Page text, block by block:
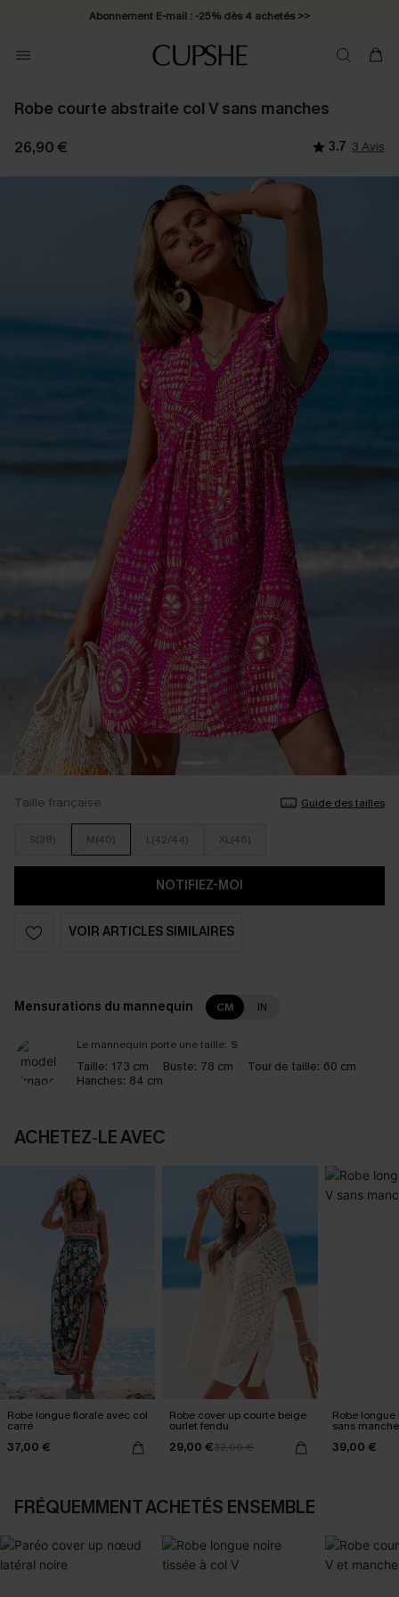
Abonnement E-mail : -25% dès 4 achetés >>
Robe courte abstraite col V sans manches
26,90 € 3.7 3 Avis
Taille française Guide des tailles
S(38) M(40) L(42/44) XL(46)
NOTIFIEZ-MOI
VOIR ARTICLES SIMILAIRES
Mensurations du mannequin CM IN
Le mannequin porte une taille: S
Taille: 173 cm Buste: 78 cm Tour de taille: 60 cm
Hanches: 84 cm
ACHETEZ‑LE AVEC
Robe longue florale avec col
carré
37,00 €
Robe cover up courte beige
ourlet fendu
29,00 €32,00 €
Robe longue
sans
39,00 €
FRÉQUEMMENT ACHETÉS ENSEMBLE